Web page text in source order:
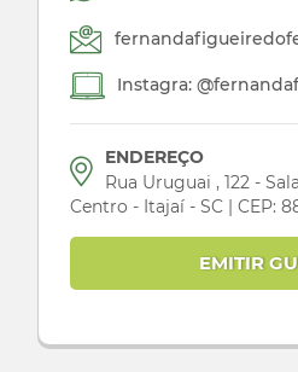
Instagra:
ENDEREÇO
Rua Uruguai , 122 -
Centro - Itajaí - SC | CEP:
EMITIR